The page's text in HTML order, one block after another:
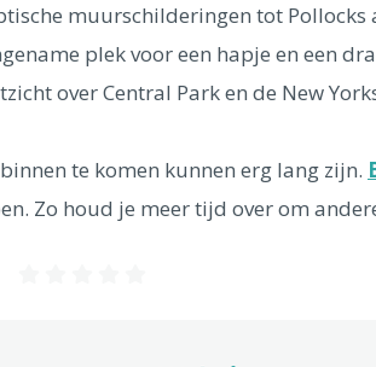
muurschilderingen tot
plek voor een hapje en een
over Central Park en de New
te komen kunnen erg lang zijn.
Zo houd je meer tijd over om